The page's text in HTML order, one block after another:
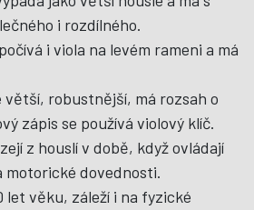
i rozdílného.
i viola na levém rameni a má
větší, robustnější, má rozsah o
zápis se používá violový klíč.
z houslí v době, když ovládají
motorické dovednosti.
let věku, záleží i na fyzické